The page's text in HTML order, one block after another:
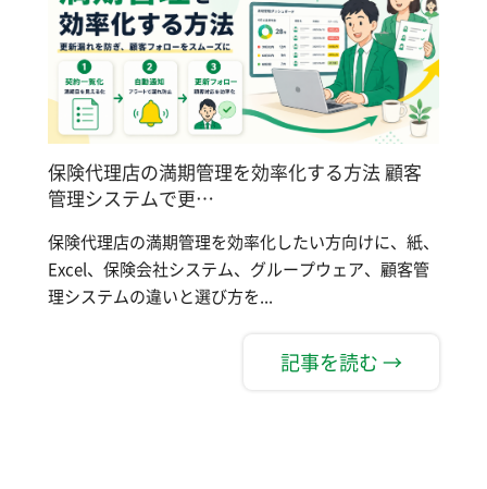
保険代理店の満期管理を効率化する方法 顧客
管理システムで更…
保険代理店の満期管理を効率化したい方向けに、紙、
Excel、保険会社システム、グループウェア、顧客管
理システムの違いと選び方を...
記事を読む →